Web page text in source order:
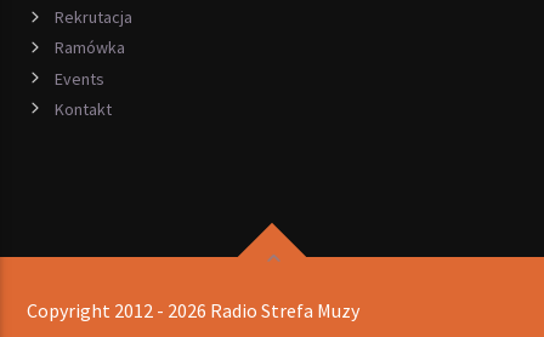
Rekrutacja
Ramówka
Events
Kontakt
Copyright 2012 - 2026 Radio Strefa Muzy